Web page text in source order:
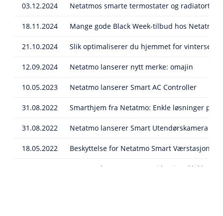
03.12.2024 Netatmos smarte termostater og
18.11.2024 Mange gode Black Week-tilbud hos Netatmo
21.10.2024 Slik optimaliserer du hjemmet for
12.09.2024 Netatmo lanserer nytt merke: omajin
10.05.2023 Netatmo lanserer Smart AC Controller
31.08.2022 Smarthjem fra Netatmo: Enkle løsninger på
31.08.2022 Netatmo lanserer Smart Utendørskamera
18.05.2022 Beskyttelse for Netatmo Smart
Netatmo lanserer Smart Videoringeklokke-